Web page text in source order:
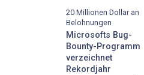
20 Millionen Dollar an
Belohnungen
Microsofts Bug-
Bounty-Programm
verzeichnet
Rekordjahr